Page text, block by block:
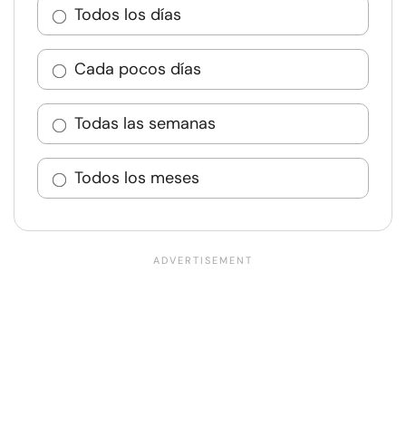
Todos los días
Cada pocos días
Todas las semanas
Todos los meses